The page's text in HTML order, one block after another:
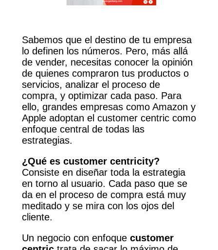
Sabemos que el destino de tu empresa
lo definen los números. Pero, más allá
de vender, necesitas conocer la opinión
de quienes compraron tus productos o
servicios, analizar el proceso de
compra, y optimizar cada paso. Para
ello, grandes empresas como Amazon y
Apple adoptan el customer centric como
enfoque central de todas las
estrategias.
¿Qué es customer centricity?
Consiste en diseñar toda la estrategia
en torno al usuario. Cada paso que se
da en el proceso de compra está muy
meditado y se mira con los ojos del
cliente.
Un negocio con enfoque customer